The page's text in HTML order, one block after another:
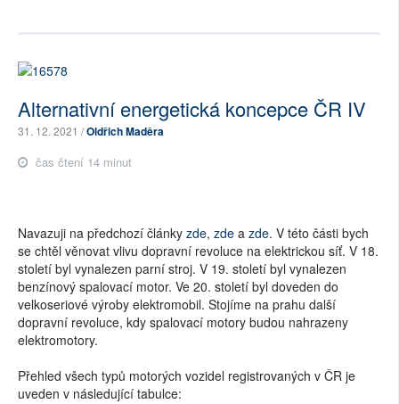
Alternativní energetická koncepce ČR IV
31. 12. 2021 /Oldřich Maděra
čas čtení 14 minut
Navazuji na předchozí články zde, zde a zde. V této části bych
se chtěl věnovat vlivu dopravní revoluce na elektrickou síť. V 18.
století byl vynalezen parní stroj. V 19. století byl vynalezen
benzínový spalovací motor. Ve 20. století byl doveden do
velkoseriové výroby elektromobil. Stojíme na prahu další
dopravní revoluce, kdy spalovací motory budou nahrazeny
elektromotory.
Přehled všech typů motorých vozidel registrovaných v ČR je
uveden v následující tabulce: